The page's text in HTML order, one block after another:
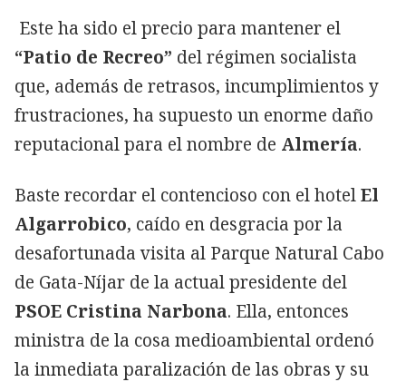
Este ha sido el precio para mantener el
“Patio de Recreo” del régimen socialista
que, además de retrasos, incumplimientos y
frustraciones, ha supuesto un enorme daño
reputacional para el nombre de Almería.
Baste recordar el contencioso con el hotelEl
Algarrobico, caído en desgracia por la
desafortunada visita al Parque Natural Cabo
de Gata-Níjar de la actual presidente del
PSOE Cristina Narbona. Ella, entonces
ministra de la cosa medioambiental ordenó
la inmediata paralización de las obras y su